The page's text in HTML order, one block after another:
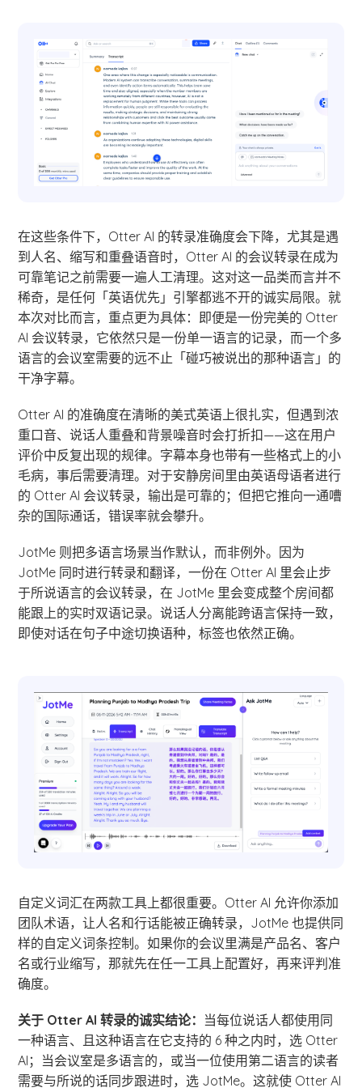
在这些条件下，Otter AI 的转录准确度会下降，尤其是遇
到人名、缩写和重叠语音时，Otter AI 的会议转录在成为
可靠笔记之前需要一遍人工清理。这对这一品类而言并不
稀奇，是任何「英语优先」引擎都逃不开的诚实局限。就
本次对比而言，重点更为具体：即便是一份完美的 Otter
AI 会议转录，它依然只是一份单一语言的记录，而一个多
语言的会议室需要的远不止「碰巧被说出的那种语言」的
干净字幕。
Otter AI 的准确度在清晰的美式英语上很扎实，但遇到浓
重口音、说话人重叠和背景噪音时会打折扣——这在用户
评价中反复出现的规律。字幕本身也带有一些格式上的小
毛病，事后需要清理。对于安静房间里由英语母语者进行
的 Otter AI 会议转录，输出是可靠的；但把它推向一通嘈
杂的国际通话，错误率就会攀升。
JotMe 则把多语言场景当作默认，而非例外。因为
JotMe 同时进行转录和翻译，一份在 Otter AI 里会止步
于所说语言的会议转录，在 JotMe 里会变成整个房间都
能跟上的实时双语记录。说话人分离能跨语言保持一致，
即使对话在句子中途切换语种，标签也依然正确。
自定义词汇在两款工具上都很重要。Otter AI 允许你添加
团队术语，让人名和行话能被正确转录，JotMe 也提供同
样的自定义词条控制。如果你的会议里满是产品名、客户
名或行业缩写，那就先在任一工具上配置好，再来评判准
确度。
关于 Otter AI 转录的诚实结论： 当每位说话人都使用同
一种语言、且这种语言在它支持的 6 种之内时，选 Otter
AI；当会议室是多语言的，或当一位使用第二语言的读者
需要与所说的话同步跟进时，选 JotMe。这就使 Otter AI